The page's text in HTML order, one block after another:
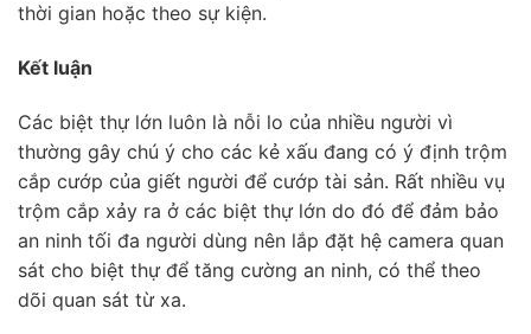
thời gian hoặc theo sự kiện.
Kết luận
Các biệt thự lớn luôn là nỗi lo của nhiều người vì
thường gây chú ý cho các kẻ xấu đang có ý định trộm
cắp cướp của giết người để cướp tài sản. Rất nhiều vụ
trộm cắp xảy ra ở các biệt thự lớn do đó để đảm bảo
an ninh tối đa người dùng nên lắp đặt hệ camera quan
sát cho biệt thự để tăng cường an ninh, có thể theo
dõi quan sát từ xa.